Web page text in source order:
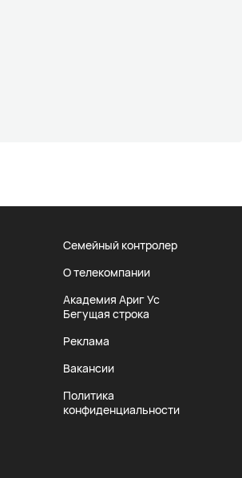
Семейный контролер
О телекомпании
Академия Ариг Ус
Бегущая строка
Реклама
Вакансии
Политика
конфиденциальности